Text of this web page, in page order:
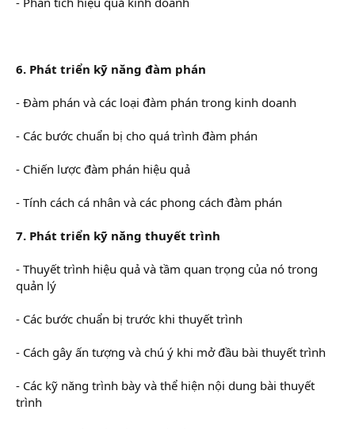
6. Phát triển kỹ năng đàm phán
- Đàm phán và các loại đàm phán trong kinh doanh
- Các bước chuẩn bị cho quá trình đàm phán
- Chiến lược đàm phán hiệu quả
- Tính cách cá nhân và các phong cách đàm phán
7. Phát triển kỹ năng thuyết trình
- Thuyết trình hiệu quả và tầm quan trọng của nó trong
quản lý
- Các bước chuẩn bị trước khi thuyết trình
- Cách gây ấn tượng và chú ý khi mở đầu bài thuyết trình
- Các kỹ năng trình bày và thể hiện nội dung bài thuyết
trình